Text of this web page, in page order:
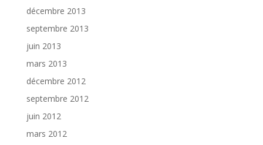
décembre 2013
septembre 2013
juin 2013
mars 2013
décembre 2012
septembre 2012
juin 2012
mars 2012